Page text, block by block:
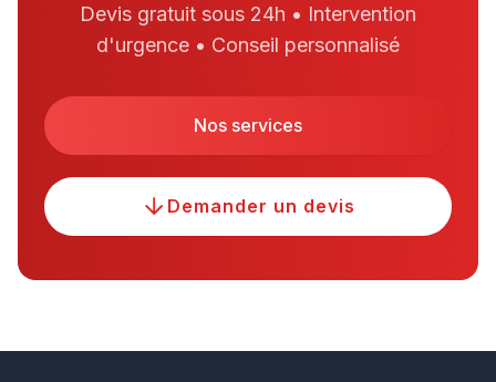
Devis gratuit sous 24h • Intervention
d'urgence • Conseil personnalisé
Nos services
Demander un devis